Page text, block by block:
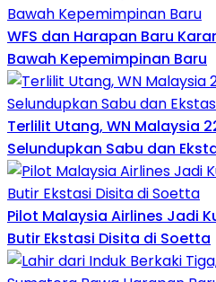
WFS dan Harapan Baru
Bawah Kepemimpinan Baru
Terlilit Utang, WN Malaysia
Selundupkan Sabu dan
Pilot Malaysia Airlines Jadi
Butir Ekstasi Disita di Soetta